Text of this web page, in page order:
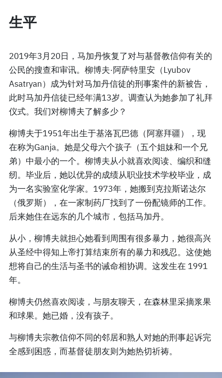
生平
2019年3月20日，马加丹恢复了对与基督教信仰有关的
公民的搜查和审讯。柳博夫·阿萨特里安（Lyubov
Asatryan）成为针对马加丹信徒的刑事案件的新被告，
此时马加丹信徒已经年满13岁。调查认为她参加了礼拜
仪式。我们对柳博夫了解多少？
柳博夫于1951年出生于基洛瓦巴德（阿塞拜疆），现
在称为Ganja。她是父母六个孩子（五个姐妹和一个兄
弟）中最小的一个。柳博夫从小就喜欢阅读、编织和缝
纫。毕业后，她以优异的成绩从职业技术学校毕业，成
为一名实验室化学家。1973年，她搬到克拉斯诺达尔
（俄罗斯），在一家制药厂找到了一份配镜师的工作。
后来她住在远东的几个城市，包括马加丹。
从小，柳博夫就担心她看到周围有很多暴力，她很高兴
从圣经中得知上帝打算结束所有的暴力和残忍。这使她
想将自己的生活与圣书的诫命相协调。这发生在 1991
年。
柳博夫仍然喜欢阅读，与朋友聊天，在森林里采摘浆果
和球果。她已婚，没有孩子。
与柳博夫宗教信仰不同的邻居和熟人对她的刑事起诉完
全感到困惑，而基督徒朋友则为她热切祈祷。